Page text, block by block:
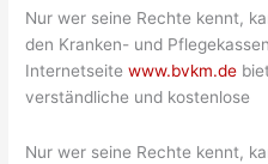
Nur wer seine Rechte kennt,
den Kranken- und
Internetseitewww.bvkm.de
verständliche und kostenlose
Nur wer seine Rechte kennt,